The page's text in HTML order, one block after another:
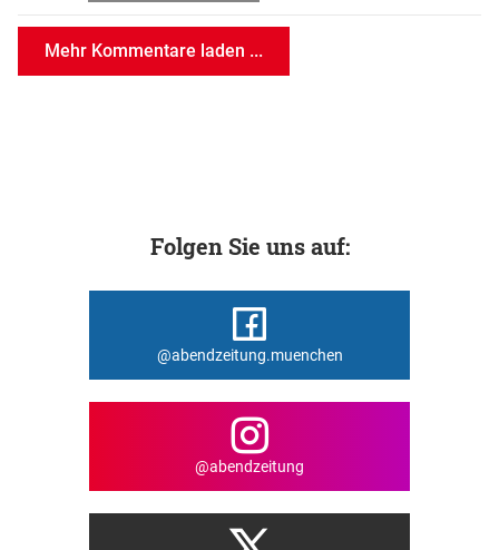
Mehr Kommentare laden ...
Folgen Sie uns auf:
@abendzeitung.muenchen
@abendzeitung